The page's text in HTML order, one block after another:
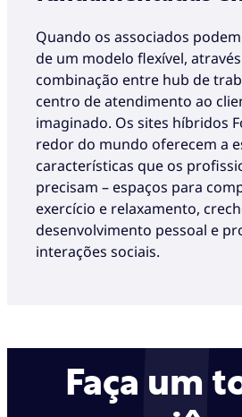
Quando os associados
de um modelo flexível,
combinação entre hub de
centro de atendimento ao
imaginado. Os sites híbridos
redor do mundo oferecem a
características que os
precisam – espaços para
exercício e relaxamento,
desenvolvimento pessoal e
interações sociais.
Faça um